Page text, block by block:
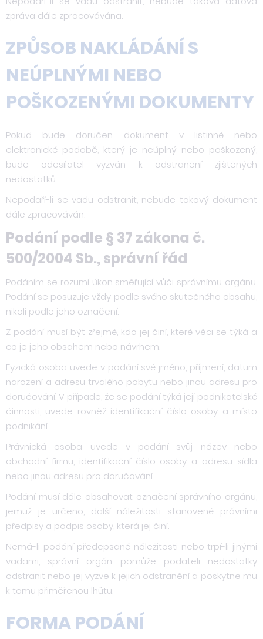
zpráva dále zpracovávána.
ZPŮSOB NAKLÁDÁNÍ S
NEÚPLNÝMI NEBO
POŠKOZENÝMI DOKUMENTY
Pokud bude doručen dokument v listinné nebo
elektronické podobě, který je neúplný nebo poškozený,
bude odesílatel vyzván k odstranění zjištěných
nedostatků.
Nepodaří-li se vadu odstranit, nebude takový dokument
dále zpracováván.
Podání podle § 37 zákona č.
500/2004 Sb., správní řád
Podáním se rozumí úkon směřující vůči správnímu orgánu.
Podání se posuzuje vždy podle svého skutečného obsahu,
nikoli podle jeho označení.
Z podání musí být zřejmé, kdo jej činí, které věci se týká a
co je jeho obsahem nebo návrhem.
Fyzická osoba uvede v podání své jméno, příjmení, datum
narození a adresu trvalého pobytu nebo jinou adresu pro
doručování. V případě, že se podání týká její podnikatelské
činnosti, uvede rovněž identifikační číslo osoby a místo
podnikání.
Právnická osoba uvede v podání svůj název nebo
obchodní firmu, identifikační číslo osoby a adresu sídla
nebo jinou adresu pro doručování.
Podání musí dále obsahovat označení správního orgánu,
jemuž je určeno, další náležitosti stanovené právními
předpisy a podpis osoby, která jej činí.
Nemá-li podání předepsané náležitosti nebo trpí-li jinými
vadami, správní orgán pomůže podateli nedostatky
odstranit nebo jej vyzve k jejich odstranění a poskytne mu
k tomu přiměřenou lhůtu.
FORMA PODÁNÍ